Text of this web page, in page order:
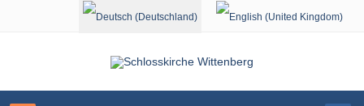
Sprache auswählen